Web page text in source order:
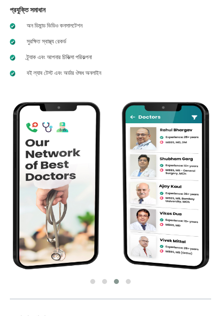
প্রযুক্তি সমাধান
অন ডিমান্ড ভিডিও কনসালটেশন
সুরক্ষিত স্বাস্থ্য রেকর্ড
ট্র্যাক এবং আপনার চিকিত্সা পরিকল্পনা
বই ল্যাব টেস্ট এবং অর্ডার ঔষধ অনলাইন